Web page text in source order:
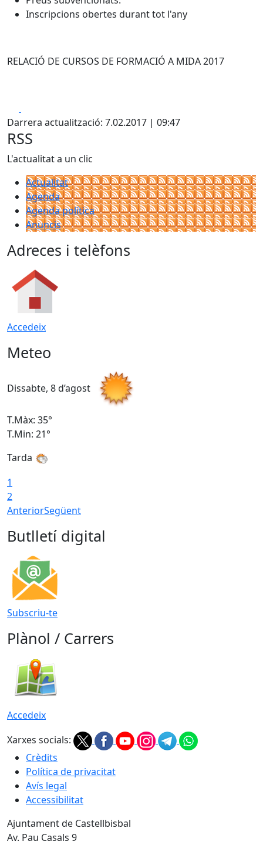
Inscripcions obertes durant tot l'any
RELACIÓ DE CURSOS DE FORMACIÓ A MIDA 2017
Darrera actualització: 7.02.2017 | 09:47
RSS
L'actualitat a un clic
Actualitat
Agenda
Agenda política
Anuncis
Adreces i telèfons
Accedeix
Meteo
Dissabte, 8 d’agost
T.Màx: 35°
T.Min: 21°
Tarda
1
2
AnteriorSegüent
Butlletí digital
Subscriu-te
Plànol / Carrers
Accedeix
Xarxes socials:
Crèdits
Política de privacitat
Avís legal
Accessibilitat
Ajuntament de Castellbisbal
Av. Pau Casals 9